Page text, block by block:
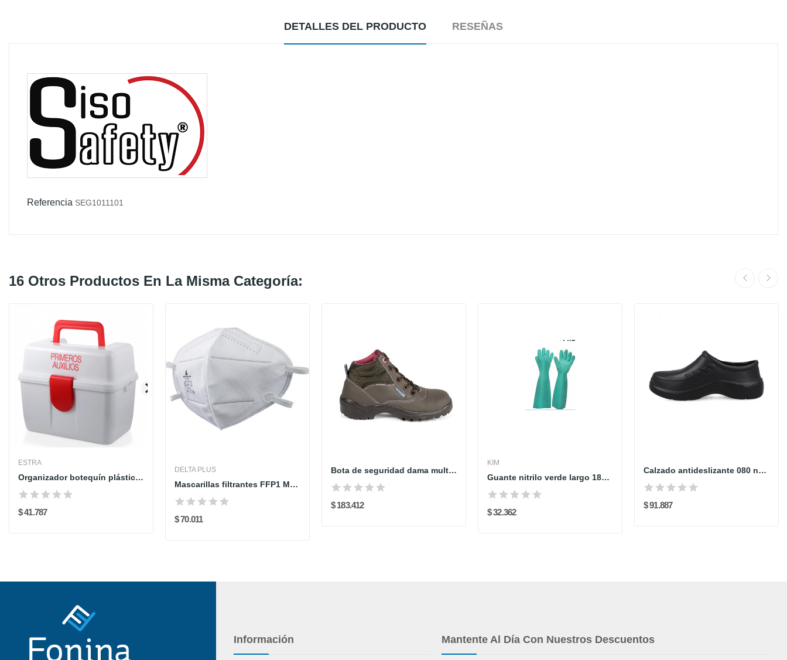
DETALLES DEL PRODUCTO RESEÑAS
Referencia SEG1011101
16 Otros Productos En La Misma Categoría:
ESTRA
Organizador botequín plástico estra sin insumos
$ 41.787
DELTA PLUS
Mascarillas filtrantes FFP1 M1195B Delta Plus x...
$ 70.011
Bota de seguridad dama multinal café
$ 183.412
KIM
Guante nitrilo verde largo 18" AUSTRO KIM
$ 32.362
Calzado antideslizante 080 negro
$ 91.887
Información Mantente Al Día Con Nuestros Descuentos